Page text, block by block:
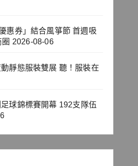
惠券」結合風箏節 首週吸
2026-08-06
靜態服裝雙展 聽！服裝在
球錦標賽開幕 192支隊伍